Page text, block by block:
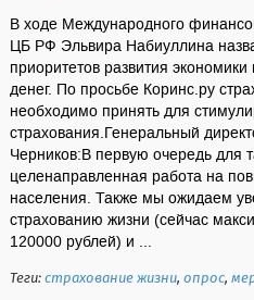
В ходе Международного
ЦБ РФ Эльвира Набиуллина
приоритетов развития
денег. По просьбе Коринс.ру
необходимо принять для
страхования.Генеральный
Черников:В первую очередь для
целенаправленная работа на
населения. Также мы ожидаем
страхованию жизни (сейчас
120000 рублей) и ...
Теги:страхование жизни,опрос,